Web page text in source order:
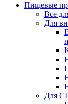
Пищевые
Все
Для
Для